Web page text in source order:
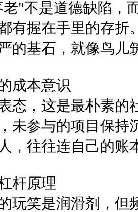
"不是道德缺陷，
有握在手里的存折
的基石，就像鸟儿
成本意识
态，这是最朴素的
未参与的项目保持
，往往连自己的账
杆原理
玩笑是润滑剂，但